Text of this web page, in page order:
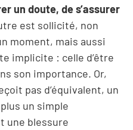
un doute, de s’assurer
est sollicité, non
moment, mais aussi
implicite : celle d’être
son importance. Or,
pas d’équivalent, un
un simple
une blessure